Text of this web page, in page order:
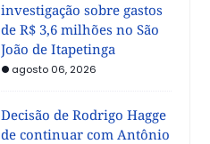
investigação sobre gastos
de R$ 3,6 milhões no São
João de Itapetinga
agosto 06, 2026
Decisão de Rodrigo Hagge
de continuar com Antônio